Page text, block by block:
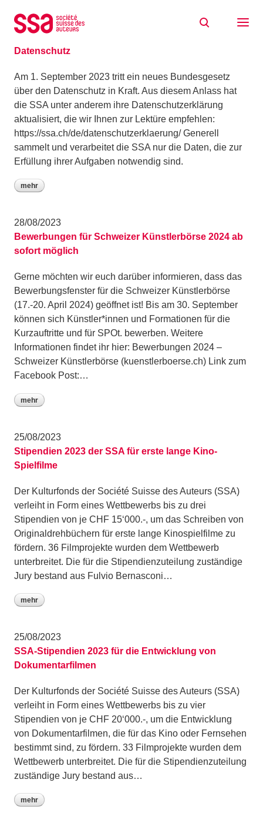
31/08/2023
Datenschutz
Am 1. September 2023 tritt ein neues Bundesgesetz
über den Datenschutz in Kraft. Aus diesem Anlass hat
die SSA unter anderem ihre Datenschutzerklärung
aktualisiert, die wir Ihnen zur Lektüre empfehlen:
https://ssa.ch/de/datenschutzerklaerung/ Generell
sammelt und verarbeitet die SSA nur die Daten, die zur
Erfüllung ihrer Aufgaben notwendig sind.
mehr
28/08/2023
Bewerbungen für Schweizer Künstlerbörse 2024 ab
sofort möglich
Gerne möchten wir euch darüber informieren, dass das
Bewerbungsfenster für die Schweizer Künstlerbörse
(17.-20. April 2024) geöffnet ist! Bis am 30. September
können sich Künstler*innen und Formationen für die
Kurzauftritte und für SPOt. bewerben. Weitere
Informationen findet ihr hier: Bewerbungen 2024 –
Schweizer Künstlerbörse (kuenstlerboerse.ch) Link zum
Facebook Post:…
mehr
25/08/2023
Stipendien 2023 der SSA für erste lange Kino-
Spielfilme
Der Kulturfonds der Société Suisse des Auteurs (SSA)
verleiht in Form eines Wettbewerbs bis zu drei
Stipendien von je CHF 15‘000.-, um das Schreiben von
Originaldrehbüchern für erste lange Kinospielfilme zu
fördern. 36 Filmprojekte wurden dem Wettbewerb
unterbreitet. Die für die Stipendienzuteilung zuständige
Jury bestand aus Fulvio Bernasconi…
mehr
25/08/2023
SSA-Stipendien 2023 für die Entwicklung von
Dokumentarfilmen
Der Kulturfonds der Société Suisse des Auteurs (SSA)
verleiht in Form eines Wettbewerbs bis zu vier
Stipendien von je CHF 20‘000.-, um die Entwicklung
von Dokumentarfilmen, die für das Kino oder Fernsehen
bestimmt sind, zu fördern. 33 Filmprojekte wurden dem
Wettbewerb unterbreitet. Die für die Stipendienzuteilung
zuständige Jury bestand aus…
mehr